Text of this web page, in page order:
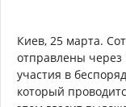
Киев, 25 марта.
отправлены через
участия в
который